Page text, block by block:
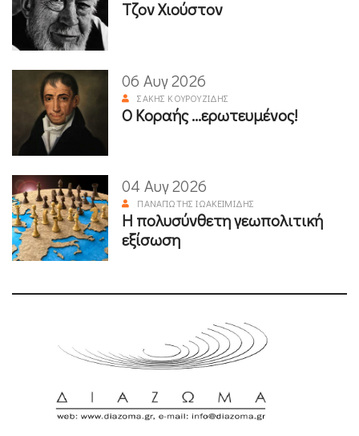
Τζον Χιούστον
06 Αυγ 2026
ΣΆΚΗΣ ΚΟΥΡΟΥΖΊΔΗΣ
Ο Κοραής ...ερωτευμένος!
04 Αυγ 2026
ΠΑΝΑΓΙΏΤΗΣ ΙΩΑΚΕΙΜΊΔΗΣ
Η πολυσύνθετη γεωπολιτική
εξίσωση